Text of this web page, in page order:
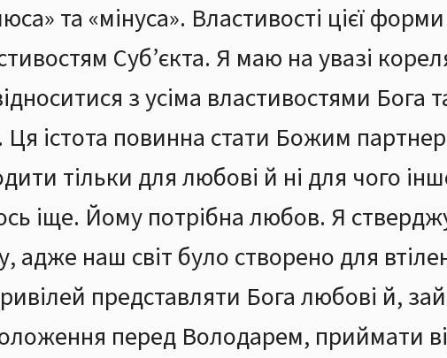
та «мінуса». Властивості цієї
Суб’єкта. Я маю на увазі
з усіма властивостями Бога
Ця істота повинна стати Божим
тільки для любові й ні для чого
іще. Йому потрібна любов. Я
адже наш світ було створено для
представляти Бога любові й,
перед Володарем, приймати